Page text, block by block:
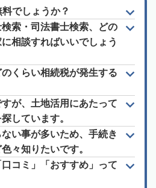
でしょうか？
索・司法書士検索、どの
相談すればいいでしょう
くらい相続税が発生する
が、土地活用にあたって
しています。
い事が多いため、手続き
々知りたいです。
口コミ」「おすすめ」って